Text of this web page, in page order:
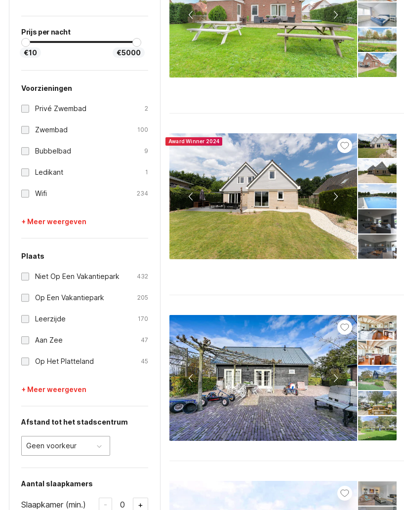
Prijs per nacht
€10 €5000
Voorzieningen
Privé Zwembad 2
Zwembad 100
Bubbelbad 9
Ledikant 1
Wifi 234
+ Meer weergeven
Plaats
Niet Op Een Vakantiepark 432
Op Een Vakantiepark 205
Leerzijde 170
Aan Zee 47
Op Het Platteland 45
+ Meer weergeven
Afstand tot het stadscentrum
Geen voorkeur
Aantal slaapkamers
Slaapkamer (min.) - 0 +
Award Winner 2024